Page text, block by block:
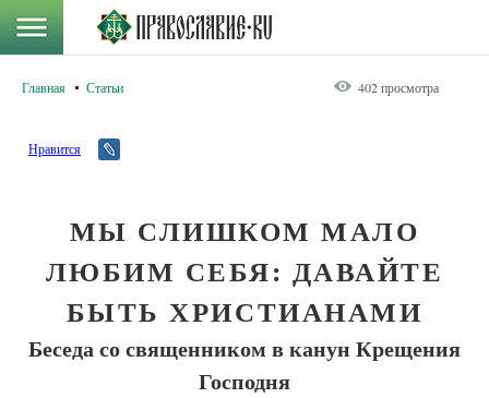
Главная Статьи 402 просмотра
Нравится
МЫ СЛИШКОМ МАЛО
ЛЮБИМ СЕБЯ: ДАВАЙТЕ
БЫТЬ ХРИСТИАНАМИ
Беседа со священником в канун Крещения
Господня